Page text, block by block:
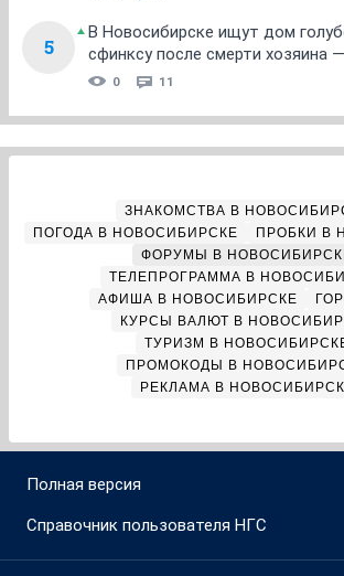
5
В Новосибирске ищут дом
сфинксу после смерти хозяина
0 11
ЗНАКОМСТВА В
ПОГОДА В НОВОСИБИРСКЕ
ПРОБКИ В
ФОРУМЫ В
ТЕЛЕПРОГРАММА В
АФИША В НОВОСИБИРСКЕ
КУРСЫ ВАЛЮТ В
ТУРИЗМ В
ПРОМОКОДЫ В
РЕКЛАМА В
Полная версия
Справочник пользователя НГС